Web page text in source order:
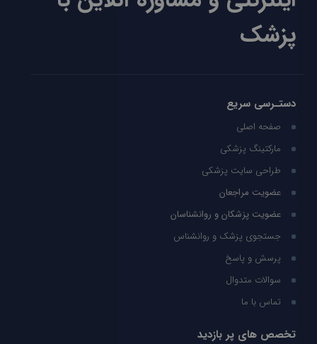
پزشک
دستـرسی سریع
صفحه اصلی
مارکتینگ پزشکی
طراحی سایت پزشکی
عضویت مراجعان
عضویت پزشکان و روانشناسان
جستجوی پزشک و روانشناس
پرسش و پاسخ
سوالات متدوال
تماس با ما
تخصص های پر بازدید